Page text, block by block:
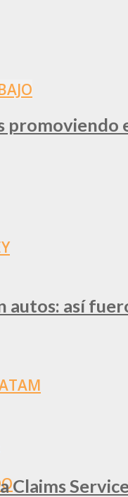
autos: así
Claims